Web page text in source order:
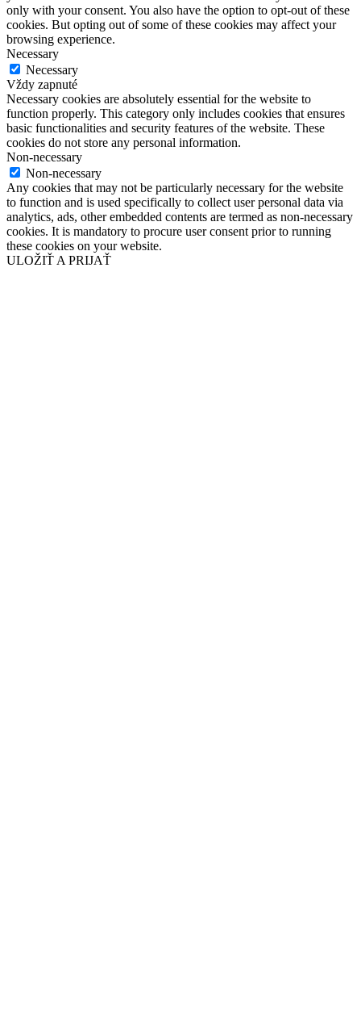
only with your consent. You also have the option to opt-out of these
cookies. But opting out of some of these cookies may affect your
browsing experience.
Necessary
Necessary
Vždy zapnuté
Necessary cookies are absolutely essential for the website to
function properly. This category only includes cookies that ensures
basic functionalities and security features of the website. These
cookies do not store any personal information.
Non-necessary
Non-necessary
Any cookies that may not be particularly necessary for the website
to function and is used specifically to collect user personal data via
analytics, ads, other embedded contents are termed as non-necessary
cookies. It is mandatory to procure user consent prior to running
these cookies on your website.
ULOŽIŤ A PRIJAŤ